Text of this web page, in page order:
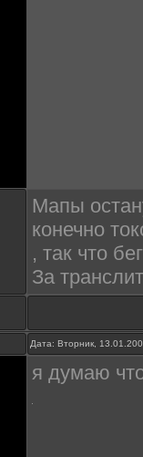
Мапы
конечно
, так что
За
Дата: Вторник,
я думаю